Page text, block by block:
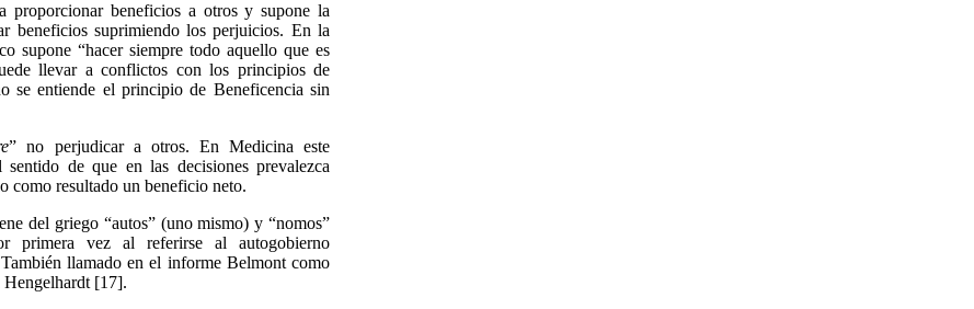
proporcionar beneficios a otros y supone la
beneficios suprimiendo los perjuicios. En la
supone “hacer siempre todo aquello que es
llevar a conflictos con los principios de
se entiende el principio de Beneficencia sin
” no perjudicar a otros. En Medicina este
de que en las decisiones prevalezca
como resultado un beneficio neto.
del griego “autos” (uno mismo) y “nomos”
primera vez al referirse al autogobierno
llamado en el informe Belmont como
Hengelhardt [17].